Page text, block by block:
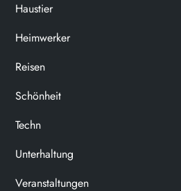
Haustier
Heimwerker
Reisen
Schönheit
Techn
Unterhaltung
Veranstaltungen